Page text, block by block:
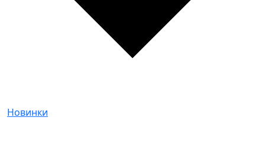
Новинки